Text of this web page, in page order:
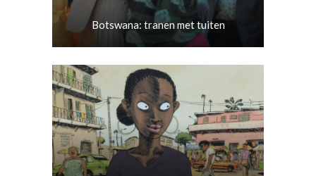
Botswana: tranen met tuiten